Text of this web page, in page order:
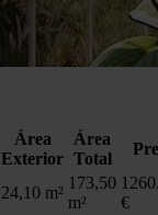
Área
Exterior
Área
Total
24,10 m²
173,50
m²
€